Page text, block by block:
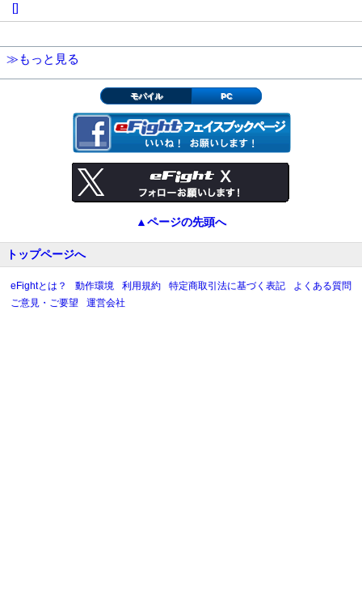
[]
≫もっと見る
モバイル PC
▲ページの先頭へ
トップページへ
eFightとは？ 動作環境 利用規約 特定商取引法に基づく表記
よくある質問
ご意見・ご要望
運営会社